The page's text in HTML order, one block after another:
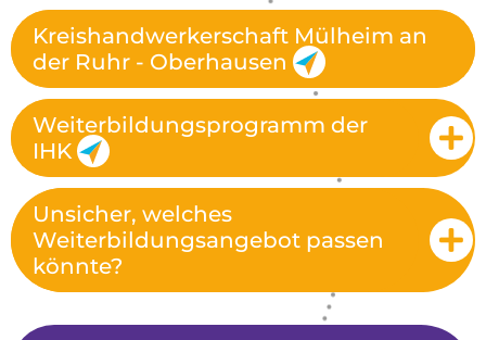
Kreishandwerkerschaft Mülheim an
der Ruhr - Oberhausen
Weiterbildungsprogramm der
IHK
Unsicher, welches
Weiterbildungsangebot passen
könnte?